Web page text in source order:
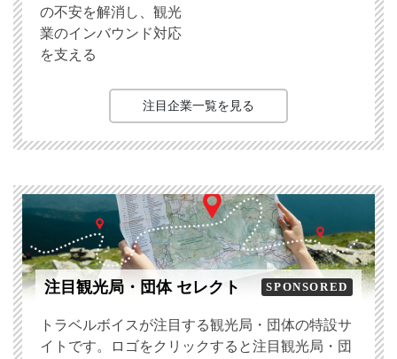
の不安を解消し、観光
業のインバウンド対応
を支える
注目企業一覧を見る
注目観光局・団体 セレクト SPONSORED
トラベルボイスが注目する観光局・団体の特設サ
イトです。ロゴをクリックすると注目観光局・団